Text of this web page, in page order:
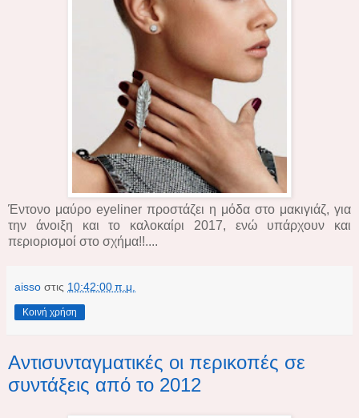
Έντονο μαύρο eyeliner προστάζει η μόδα στο μακιγιάζ, για
την άνοιξη και το καλοκαίρι 2017, ενώ υπάρχουν και
περιορισμοί στο σχήμα!!....
aisso στις 10:42:00 π.μ.
Κοινή χρήση
Aντισυνταγματικές οι περικοπές σε
συντάξεις από το 2012